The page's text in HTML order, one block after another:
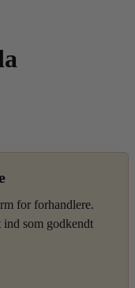
for forhandlere.
som godkendt